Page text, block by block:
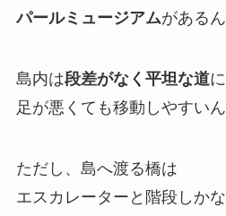
パールミュージアムがあるん
島内は段差がなく平坦な道
足が悪くても移動しやすいん
ただし、島へ渡る橋は
エスカレーターと階段しかな